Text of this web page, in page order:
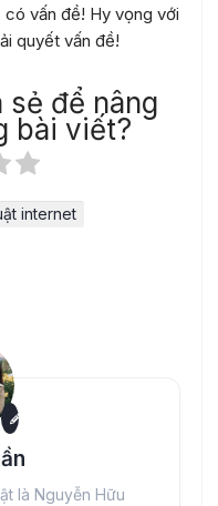
có vấn đề! Hy vọng với
quyết vấn đề!
để nâng
bài viết?
internet
là Nguyễn Hữu